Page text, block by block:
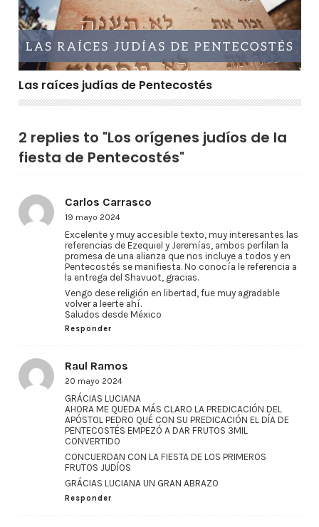
Las raíces judías de Pentecostés
2 replies to "Los orígenes judíos de la
fiesta de Pentecostés"
Carlos Carrasco
19 mayo 2024
Excelente y muy accesible texto, muy interesantes las
referencias de Ezequiel y Jeremías, ambos perfilan la
promesa de una alianza que nos incluye a todos y en
Pentecostés se manifiesta. No conocía le referencia a
la entrega del Shavuot, gracias.
Vengo dese religión en libertad, fue muy agradable
volver a leerte ahí.
Saludos desde México
Responder
Raul Ramos
20 mayo 2024
GRÁCIAS LUCIANA
AHORA ME QUEDA MÁS CLARO LA PREDICACIÓN DEL
APÓSTOL PEDRO QUÉ CON SU PREDICACIÓN EL DÍA DE
PENTECOSTÉS EMPEZÓ A DAR FRUTOS 3MIL
CONVERTIDO
CONCUERDAN CON LA FIESTA DE LOS PRIMEROS
FRUTOS JUDÍOS
GRÁCIAS LUCIANA UN GRAN ABRAZO
Responder